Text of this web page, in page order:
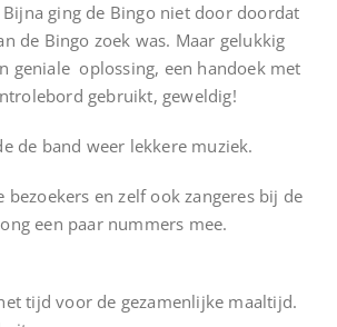
ging de Bingo niet door doordat
de Bingo zoek was. Maar gelukkig
geniale oplossing, een handoek met
gebruikt, geweldig!
de band weer lekkere muziek.
bezoekers en zelf ook zangeres bij de
een paar nummers mee.
tijd voor de gezamenlijke maaltijd.